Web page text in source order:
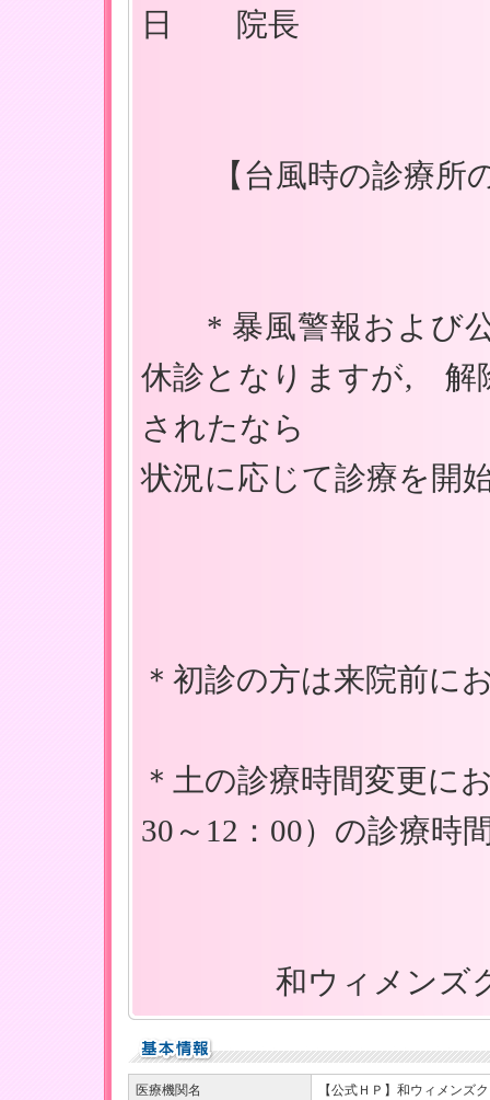
日 院長
【台風時の診療所の
* 暴風警報および公
休診となりますが, 解
されたなら
状況に応じて診療を開
＊初診の方は来院前に
＊土の診療時間変更に
30～12：00）の診療時
和ウィメンズク
医療機関名 【公式ＨＰ】和ウィメンズ